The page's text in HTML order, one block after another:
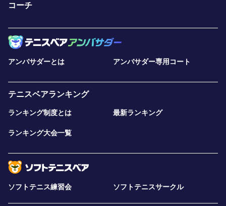
コーチ
アンバサダーとは アンバサダー専用コート
テニスベアランキング
ランキング制度とは 最新ランキング
ランキング大会一覧
ソフトテニス練習会 ソフトテニスサークル